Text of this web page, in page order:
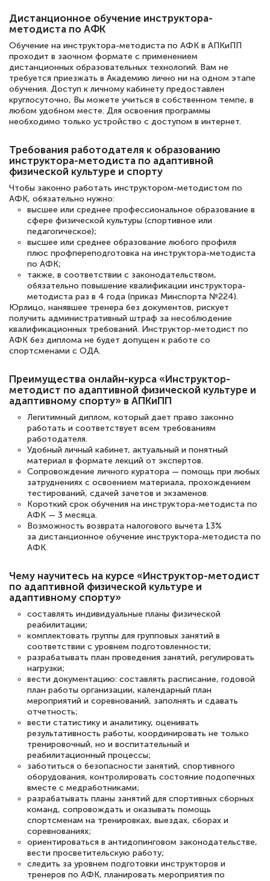
12 марта 2026
Спасибо большое Академии! Грамотное,
вежливое сопровождение! Всё чётко и
понятно! Проходила повышение
квалификации. Ещё раз - СПАСИБО!
Елена Петрикс
Знаток города 5 уровня
11 марта 2026
Всем добрый день! Я прошла курс
повышени каалификации по
специальности «Тренер-преподаватель
по тяжелой атлетике»! Хочется
подчеркуть, что при обращении
оперативно связались со мной
специалисты, ответили на все
интересующие вопросы и в течении
двух…
Светлана К
Знаток города 7 уровня
10 марта 2026
Оставила заявку на обучение онлайн, мне
быстро ответили, разъяснили все детали.
Обучение понравилось: огромное
количество тематической литературы,
пособий и учебников доступно на время
прохождения курса, удобная система
каком этапе…
Дистанционное обучение инструктора-
методиста по АФК
Обучение на инструктора-методиста по АФК в АПКиПП
проходит в заочном формате с применением
дистанционных образовательных технологий. Вам не
требуется приезжать в Академию лично ни на одном этапе
обучения. Доступ к личному кабинету предоставлен
круглосуточно, Вы можете учиться в собственном темпе, в
любом удобном месте. Для освоения программы
необходимо только устройство с доступом в интернет.
Требования работодателя к образованию
инструктора-методиста по адаптивной
физической культуре и спорту
Чтобы законно работать инструктором-методистом по
АФК, обязательно нужно:
высшее или среднее профессиональное образование в
сфере физической культуры (спортивное или
педагогическое);
высшее или среднее образование любого профиля
плюс профпереподготовка на инструктора-методиста
по АФК;
также, в соответствии с законодательством,
обязательно повышение квалификации инструктора-
методиста раз в 4 года (приказ Минспорта №224).
Юрлицо, нанявшее тренера без документов, рискует
получить административный штраф за несоблюдение
квалификационных требований. Инструктор-методист по
АФК без диплома не будет допущен к работе со
спортсменами с ОДА.
Преимущества онлайн-курса «Инструктор-
методист по адаптивной физической культуре и
адаптивному спорту» в АПКиПП
Легитимный диплом, который дает право законно
работать и соответствует всем требованиям
работодателя.
Удобный личный кабинет, актуальный и понятный
материал в формате лекций от экспертов.
Сопровождение личного куратора — помощь при любых
затруднениях с освоением материала, прохождением
тестирований, сдачей зачетов и экзаменов.
Короткий срок обучения на инструктора-методиста по
АФК — 3 месяца.
Возможность возврата налогового вычета 13%
за дистанционное обучение инструктора-методиста по
АФК.
Чему научитесь на курсе «Инструктор-методист
по адаптивной физической культуре и
адаптивному спорту»
составлять индивидуальные планы физической
реабилитации;
комплектовать группы для групповых занятий в
соответствии с уровнем подготовленности;
разрабатывать план проведения занятий, регулировать
нагрузки;
вести документацию: составлять расписание, годовой
план работы организации, календарный план
мероприятий и соревнований, заполнять и сдавать
отчетность;
вести статистику и аналитику, оценивать
результативность работы, координировать не только
тренировочный, но и воспитательный и
реабилитационный процессы;
заботиться о безопасности занятий, спортивного
оборудования, контролировать состояние подопечных
вместе с медработниками;
разрабатывать планы занятий для спортивных сборных
команд, сопровождать и оказывать помощь
спортсменам на тренировках, выездах, сборах и
соревнованиях;
ориентироваться в антидопинговом законодательстве,
вести просветительскую работу;
следить за уровнем подготовки инструкторов и
тренеров по АФК, планировать мероприятия по